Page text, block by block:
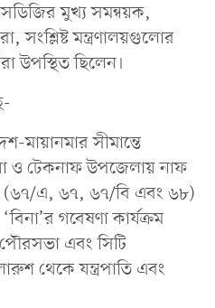
মুখ্য সমন্বয়ক,
সংশ্লিষ্ট মন্ত্রণালয়গুলোর
উপস্থিত ছিলেন।
মায়ানমার সীমান্তে
ও টেকনাফ উপজেলায় নাফ
(৬৭/এ, ৬৭, ৬৭/বি এবং ৬৮)
গবেষণা কার্যক্রম
পৌরসভা এবং সিটি
থেকে যন্ত্রপাতি এবং